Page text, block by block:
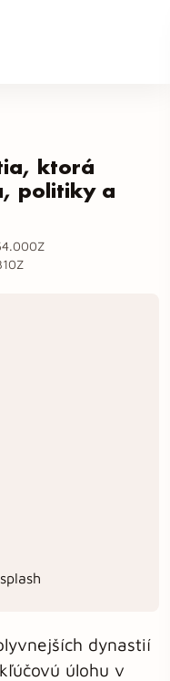
ktorá
politiky a
dynastií
úlohu v